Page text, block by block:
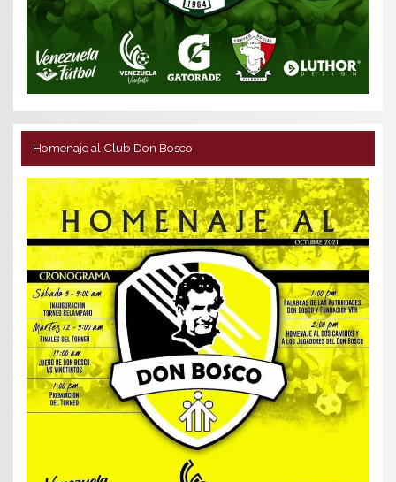
Homenaje al Club Don Bosco